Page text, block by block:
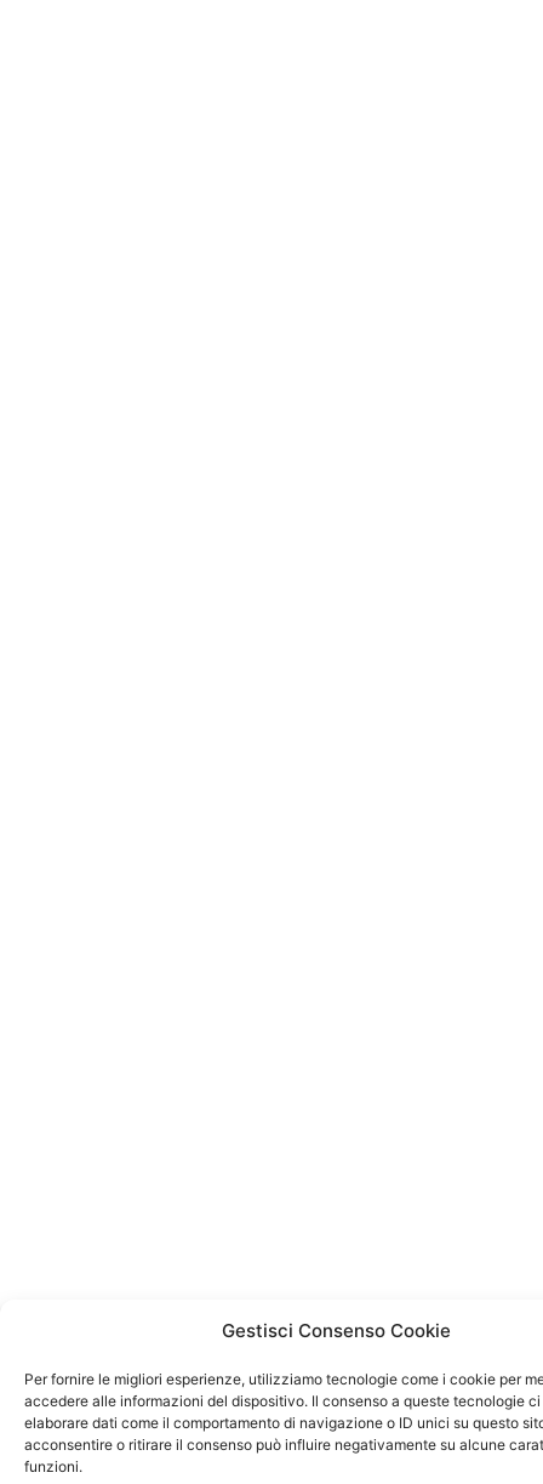
Gestisci Consenso Cookie
Per fornire le migliori esperienze, utilizziamo tecnologie come i cookie per
accedere alle informazioni del dispositivo. Il consenso a queste tecnologie
elaborare dati come il comportamento di navigazione o ID unici su questo
acconsentire o ritirare il consenso può influire negativamente su alcune
funzioni.